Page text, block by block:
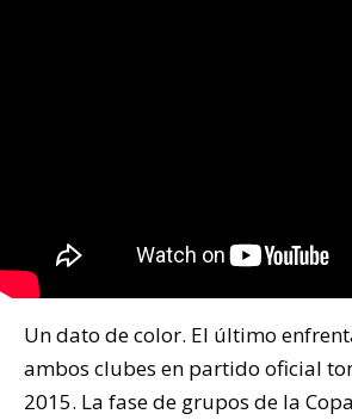
Un dato de color. El último
ambos clubes en partido oficial
2015. La fase de grupos de la